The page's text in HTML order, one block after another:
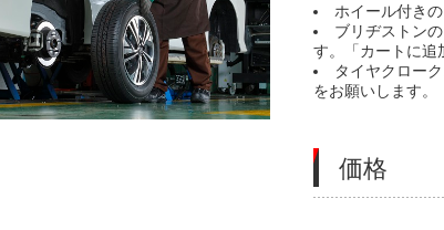
ホイール付き
ブリヂストン
す。「カートに追
タイヤクロー
をお願いします。
価格